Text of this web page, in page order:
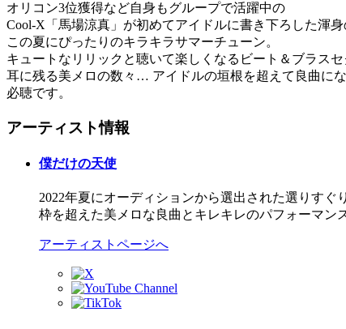
オリコン3位獲得など自身もグループで活躍中の
Cool-X「馬場涼真」が初めてアイドルに書き下ろした渾身
この夏にぴったりのキラキラサマーチューン。
キュートなリリックと聴いて楽しくなるビート＆ブラス
耳に残る美メロの数々… アイドルの垣根を超えて良曲に
必聴です。
アーティスト情報
僕だけの天使
2022年夏にオーディションから選出された選りす
枠を超えた美メロな良曲とキレキレのパフォーマン
アーティストページへ